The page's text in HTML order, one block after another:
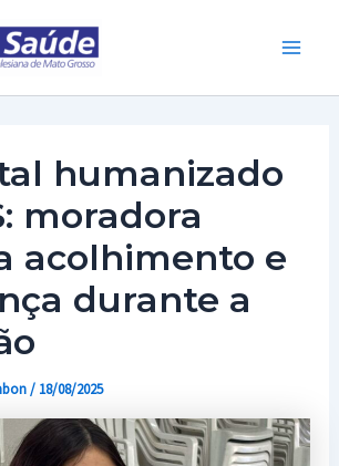
humanizado
moradora
acolhimento e
durante a
/ 18/08/2025